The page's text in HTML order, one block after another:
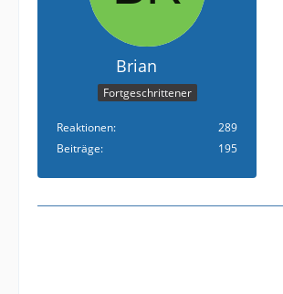
Brian
Fortgeschrittener
Reaktionen
289
Beiträge
195